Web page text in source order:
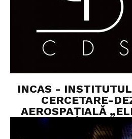
INCAS -
CERCETARE-
AEROSPAȚIALĂ